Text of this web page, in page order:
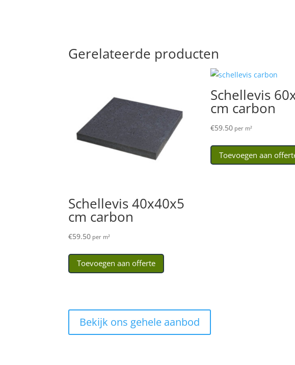
Gerelateerde producten
Schellevis 40x40x5
cm carbon
€59.50 per m²
Toevoegen aan offerte
Schellevis
cm carbon
€59.50 per m²
Toevoegen aan
Bekijk ons gehele aanbod